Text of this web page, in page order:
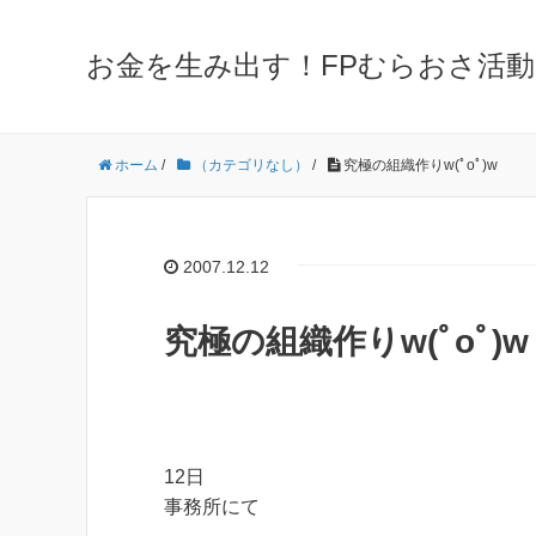
お金を生み出す！FPむらおさ活
ホーム / （カテゴリなし） / 究極の組織作りw(ﾟoﾟ)w
2007.12.12
究極の組織作りw(ﾟoﾟ)w
12日
事務所にて